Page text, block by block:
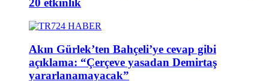
20 etkinlik
Akın Gürlek’ten Bahçeli’ye cevap gibi
açıklama: “Çerçeve yasadan Demirtaş
yararlanamayacak”